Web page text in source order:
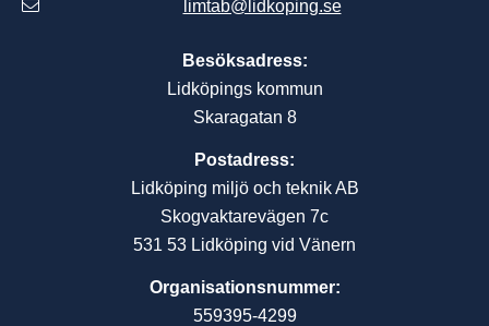
limtab@lidkoping.se
Besöksadress:
Lidköpings kommun
Skaragatan 8
Postadress:
Lidköping miljö och teknik AB
Skogvaktarevägen 7c
531 53 Lidköping vid Vänern
Organisationsnummer:
559395-4299